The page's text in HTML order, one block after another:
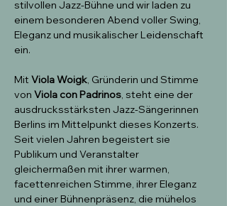
stilvollen Jazz-Bühne und wir laden zu
einem besonderen Abend voller Swing,
Eleganz und musikalischer Leidenschaft
ein.
Mit Viola Woigk, Gründerin und Stimme
von Viola con Padrinos, steht eine der
ausdrucksstärksten Jazz-Sängerinnen
Berlins im Mittelpunkt dieses Konzerts.
Seit vielen Jahren begeistert sie
Publikum und Veranstalter
gleichermaßen mit ihrer warmen,
facettenreichen Stimme, ihrer Eleganz
und einer Bühnenpräsenz, die mühelos